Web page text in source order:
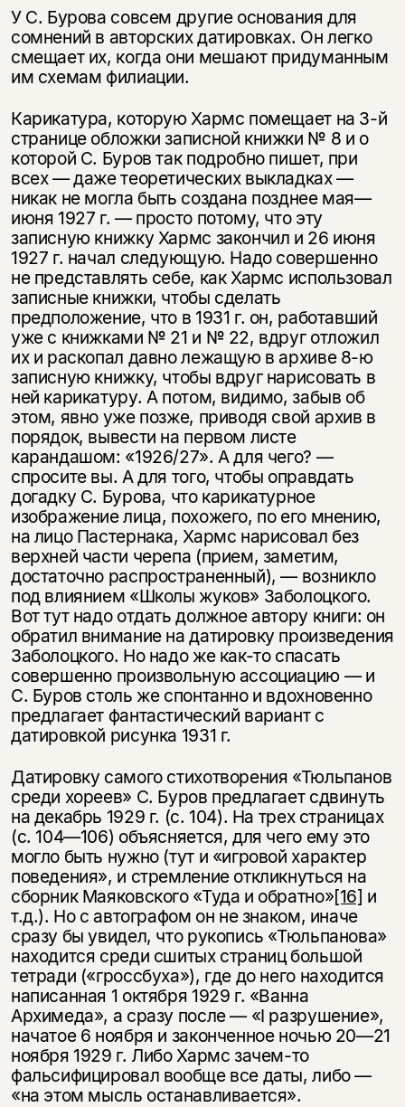
У С. Бурова совсем другие основания для
сомнений в авторских датировках. Он легко
смещает их, когда они мешают придуманным
им схемам филиации.
Карикатура, которую Хармс помещает на 3-й
странице обложки записной книжки № 8 и о
которой С. Буров так подробно пишет, при
всех — даже теоретических выкладках —
никак не могла быть создана позднее мая—
июня 1927 г. — просто потому, что эту
записную книжку Хармс закончил и 26 июня
1927 г. начал следующую. Надо совершенно
не представлять себе, как Хармс использовал
записные книжки, чтобы сделать
предположение, что в 1931 г. он, работавший
уже с книжками № 21 и № 22, вдруг отложил
их и раскопал давно лежащую в архиве 8-ю
записную книжку, чтобы вдруг нарисовать в
ней карикатуру. А потом, видимо, забыв об
этом, явно уже позже, приводя свой архив в
порядок, вывести на первом листе
карандашом: «1926/27». А для чего? —
спросите вы. А для того, чтобы оправдать
догадку С. Бурова, что карикатурное
изображение лица, похожего, по его мнению,
на лицо Пастернака, Хармс нарисовал без
верхней части черепа (прием, заметим,
достаточно распространенный), — возникло
под влиянием «Школы жуков» Заболоцкого.
Вот тут надо отдать должное автору книги: он
обратил внимание на датировку произведения
Заболоцкого. Но надо же как-то спасать
совершенно произвольную ассоциацию — и
С. Буров столь же спонтанно и вдохновенно
предлагает фантастический вариант с
датировкой рисунка 1931 г.
Датировку самого стихотворения «Тюльпанов
среди хореев» С. Буров предлагает сдвинуть
на декабрь 1929 г. (с. 104). На трех страницах
(с. 104—106) объясняется, для чего ему это
могло быть нужно (тут и «игровой характер
поведения», и стремление откликнуться на
сборник Маяковского «Туда и обратно»[16] и
т.д.). Но с автографом он не знаком, иначе
сразу бы увидел, что рукопись «Тюльпанова»
находится среди сшитых страниц большой
тетради («гроссбуха»), где до него находится
написанная 1 октября 1929 г. «Ванна
Архимеда», а сразу после — «I разрушение»,
начатое 6 ноября и законченное ночью 20—21
ноября 1929 г. Либо Хармс зачем-то
фальсифицировал вообще все даты, либо —
«на этом мысль останавливается».